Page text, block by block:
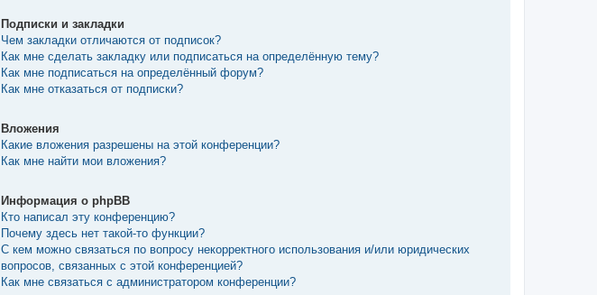
Подписки и закладки
Чем закладки отличаются от подписок?
Как мне сделать закладку или подписаться на определённую тему?
Как мне подписаться на определённый форум?
Как мне отказаться от подписки?
Вложения
Какие вложения разрешены на этой конференции?
Как мне найти мои вложения?
Информация о phpBB
Кто написал эту конференцию?
Почему здесь нет такой-то функции?
С кем можно связаться по вопросу некорректного использования и/или юридических
вопросов, связанных с этой конференцией?
Как мне связаться с администратором конференции?